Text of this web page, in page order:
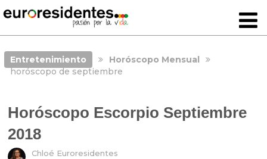
Entretenimiento
Horóscopo Mensual
horóscopo de septiembre
Horóscopo Escorpio Septiembre
2018
Chloé Euroresidentes